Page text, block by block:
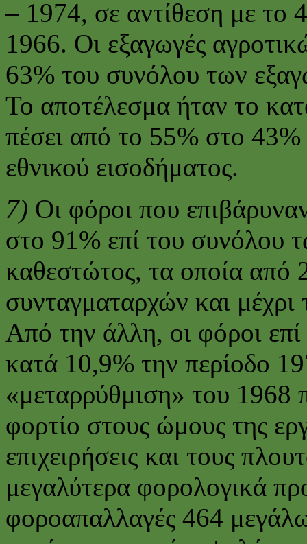
– 1974, σε αντίθεση με το
1966. Οι εξαγωγές
63% του συνόλου των
Το αποτέλεσμα ήταν το
πέσει από το 55% στο
εθνικού εισοδήματος.
7) Οι φόροι που
στο 91% επί του συνόλου
καθεστώτος, τα οποία
συνταγματαρχών και
Από την άλλη, οι φόροι
κατά 10,9% την περίοδο
«μεταρρύθμιση» του 1968
φορτίο στους ώμους της
επιχειρήσεις και τους
μεγαλύτερα φορολογικά
φοροαπαλλαγές 464